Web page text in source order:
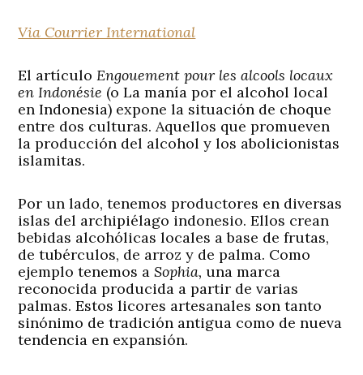
Via Courrier International
El artículo Engouement pour les alcools locaux
en Indonésie (o La manía por el alcohol local
en Indonesia) expone la situación de choque
entre dos culturas. Aquellos que promueven
la producción del alcohol y los abolicionistas
islamitas.
Por un lado, tenemos productores en diversas
islas del archipiélago indonesio. Ellos crean
bebidas alcohólicas locales a base de frutas,
de tubérculos, de arroz y de palma. Como
ejemplo tenemos aSophia, una marca
reconocida producida a partir de varias
palmas. Estos licores artesanales son tanto
sinónimo de tradición antigua como de nueva
tendencia en expansión.